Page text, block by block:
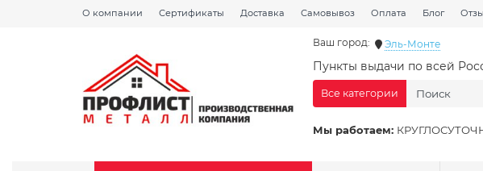
О компании Сертификаты Доставка Самовывоз Оплата Блог
Ваш город: Эль-Монте
Пункты выдачи по всей
Мы работаем:
Все категории